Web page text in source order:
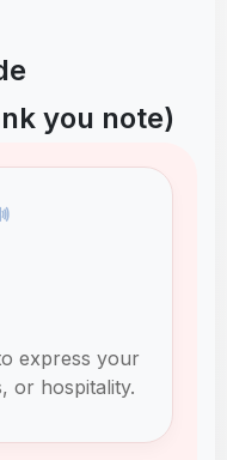
you note)
express your
or hospitality.